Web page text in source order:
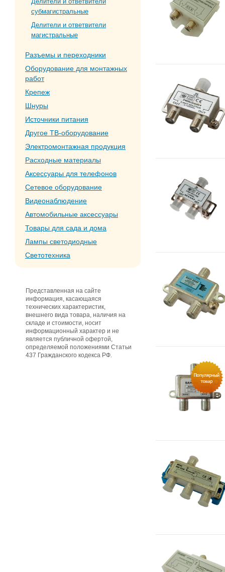
субмагистральные
Делители и ответвители
магистральные
Разъемы и переходники
Оборудование для монтажных
работ
Крепеж
Шнуры
Источники питания
Другое ТВ-оборудование
Электромонтажная продукция
Расходные материалы
Аксессуары для телефонов
Сетевое оборудование
Видеонаблюдение
Автомобильные аксессуары
Товары для сада и дома
Лампы светодиодные
Светотехника
Представленная на сайте
информация, касающаяся
технических характеристик,
внешнего вида товара, наличия на
складе и стоимости, носит
информационный характер и не
является публичной офертой,
определяемой положениями Статьи
437 Гражданского кодекса РФ.